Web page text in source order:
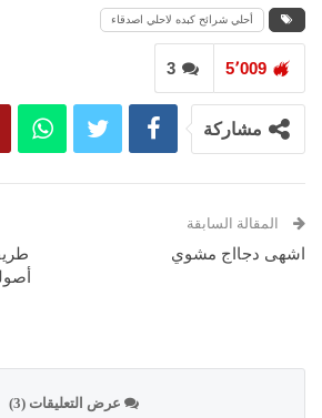
أحلي شرائح كبده لاحلي اصدقاء
3 5٬009
مشاركة
المقالة السابقة
اشهى دجااج مشوي
عرض التعليقات (3)